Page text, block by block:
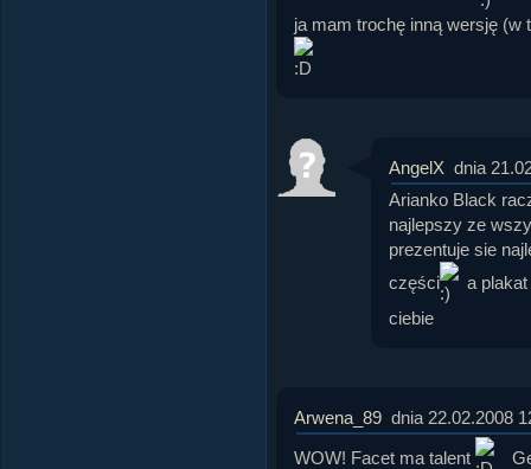
ja mam trochę inną wersję (w
AngelX dnia
Arianko Black
najlepszy ze
prezentuje sie
części
a
ciebie
Arwena_89 dnia 22.02.2008
WOW! Facet ma talent